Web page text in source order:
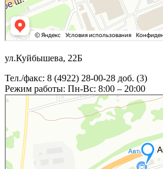
ул.Куйбышева, 22Б
Тел./факс: 8 (4922) 28-00-28 доб. (3)
Режим работы: Пн-Вс: 8:00 – 20:00